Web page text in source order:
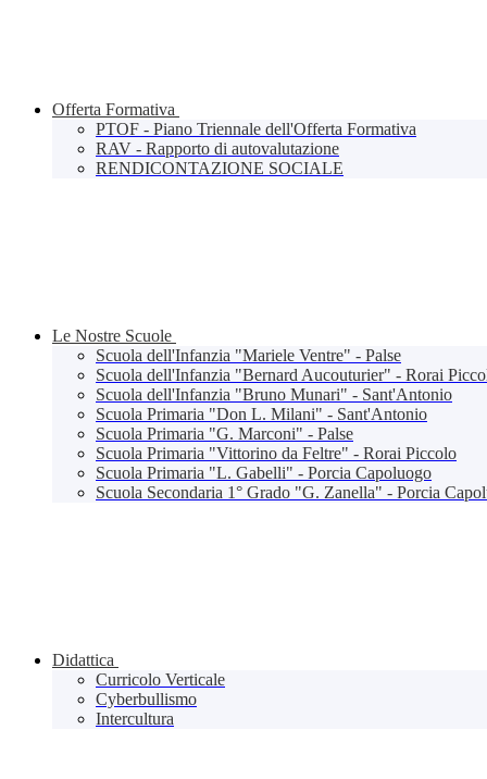
Offerta Formativa
PTOF - Piano Triennale dell'Offerta Formativa
RAV - Rapporto di autovalutazione
RENDICONTAZIONE SOCIALE
Le Nostre Scuole
Scuola dell'Infanzia "Mariele Ventre" - Palse
Scuola dell'Infanzia "Bernard Aucouturier" - Rorai
Scuola dell'Infanzia "Bruno Munari" - Sant'Antonio
Scuola Primaria "Don L. Milani" - Sant'Antonio
Scuola Primaria "G. Marconi" - Palse
Scuola Primaria "Vittorino da Feltre" - Rorai Piccolo
Scuola Primaria "L. Gabelli" - Porcia Capoluogo
Scuola Secondaria 1° Grado "G. Zanella" - Porcia
Didattica
Curricolo Verticale
Cyberbullismo
Intercultura